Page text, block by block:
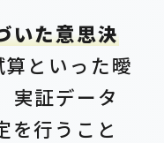
いた意思決
といった曖
実証データ
を行うこと